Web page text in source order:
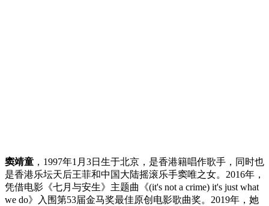
窦靖童 ，1997年1月3日生于北京，是香港籍唱作歌手，同时也
是香港乐坛天后王菲和中国大陆摇滚乐手窦唯之女。2016年，
凭借电影《七月与安生》主题曲《(it's not a crime) it's just what
we do》入围第53届金马奖最佳原创电影歌曲奖。2019年，她